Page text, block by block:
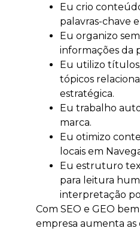
Eu crio
palavras-chave
Eu organizo
informações da
Eu utilizo
tópicos
estratégica.
Eu trabalho
marca.
Eu otimizo
locais em
Eu estruturo
para leitura
interpretação
Com SEO e GEO
empresa aumenta as